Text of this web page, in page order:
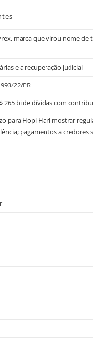
marca que virou nome de
e a recuperação judicial
22/PR
265 bi de dívidas com
para Hopi Hari mostrar
pagamentos a credores